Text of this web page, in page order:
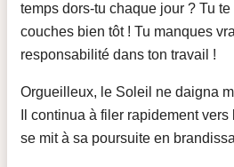
temps dors-tu chaque jour ? Tu
couches bien tôt ! Tu manques
responsabilité dans ton travail !
Orgueilleux, le Soleil ne daigna
Il continua à filer rapidement
se mit à sa poursuite en